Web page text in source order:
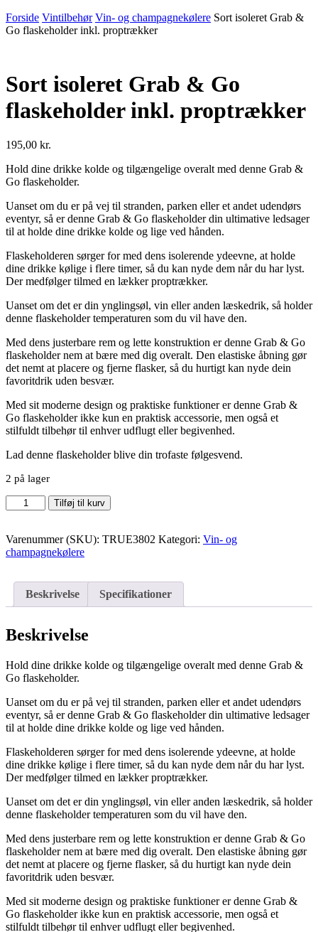
Forside Vintilbehør Vin- og champagnekølere Sort isoleret Grab &
Go flaskeholder inkl. proptrækker
Sort isoleret Grab & Go
flaskeholder inkl. proptrækker
195,00 kr.
Hold dine drikke kolde og tilgængelige overalt med denne Grab &
Go flaskeholder.
Uanset om du er på vej til stranden, parken eller et andet udendørs
eventyr, så er denne Grab & Go flaskeholder din ultimative ledsager
til at holde dine drikke kolde og lige ved hånden.
Flaskeholderen sørger for med dens isolerende ydeevne, at holde
dine drikke kølige i flere timer, så du kan nyde dem når du har lyst.
Der medfølger tilmed en lækker proptrækker.
Uanset om det er din ynglingsøl, vin eller anden læskedrik, så holder
denne flaskeholder temperaturen som du vil have den.
Med dens justerbare rem og lette konstruktion er denne Grab & Go
flaskeholder nem at bære med dig overalt. Den elastiske åbning gør
det nemt at placere og fjerne flasker, så du hurtigt kan nyde dein
favoritdrik uden besvær.
Med sit moderne design og praktiske funktioner er denne Grab &
Go flaskeholder ikke kun en praktisk accessorie, men også et
stilfuldt tilbehør til enhver udflugt eller begivenhed.
Lad denne flaskeholder blive din trofaste følgesvend.
2 på lager
isoleret
&
Go
proptrækker
antal
Tilføj til kurv
Varenummer (SKU): TRUE3802 Kategori: Vin- og
champagnekølere
Beskrivelse Specifikationer
Beskrivelse
Hold dine drikke kolde og tilgængelige overalt med denne Grab &
Go flaskeholder.
Uanset om du er på vej til stranden, parken eller et andet udendørs
eventyr, så er denne Grab & Go flaskeholder din ultimative ledsager
til at holde dine drikke kolde og lige ved hånden.
Flaskeholderen sørger for med dens isolerende ydeevne, at holde
dine drikke kølige i flere timer, så du kan nyde dem når du har lyst.
Der medfølger tilmed en lækker proptrækker.
Uanset om det er din ynglingsøl, vin eller anden læskedrik, så holder
denne flaskeholder temperaturen som du vil have den.
Med dens justerbare rem og lette konstruktion er denne Grab & Go
flaskeholder nem at bære med dig overalt. Den elastiske åbning gør
det nemt at placere og fjerne flasker, så du hurtigt kan nyde dein
favoritdrik uden besvær.
Med sit moderne design og praktiske funktioner er denne Grab &
Go flaskeholder ikke kun en praktisk accessorie, men også et
stilfuldt tilbehør til enhver udflugt eller begivenhed.